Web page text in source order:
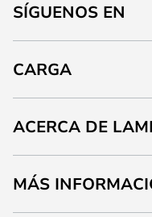
SÍGUENOS EN
CARGA
ACERCA DE
MÁS